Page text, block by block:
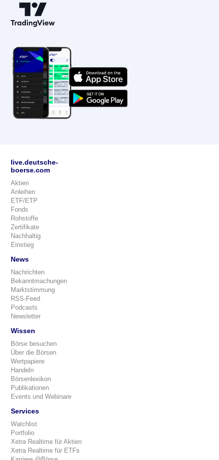
live.deutsche-
boerse.com
Aktien
Anleihen
ETF/ETP
Fonds
Rohstoffe
Zertifikate
Nachhaltig
Einstieg
News
Nachrichten
Bekanntmachungen
Marktstimmung
RSS-Feed
Podcasts
Newsletter
Wissen
Börse besuchen
Über die Börsen
Wertpapiere
Handeln
Börsenlexikon
Publikationen
Events und Webinare
Services
Watchlist
Portfolio
Xetra Realtime für Aktien
Xetra Realtime für ETFs